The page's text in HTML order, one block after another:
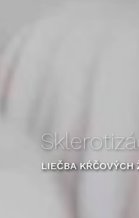
LIEČBA KŔČOVÝCH